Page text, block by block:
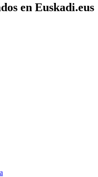
en Euskadi.eus